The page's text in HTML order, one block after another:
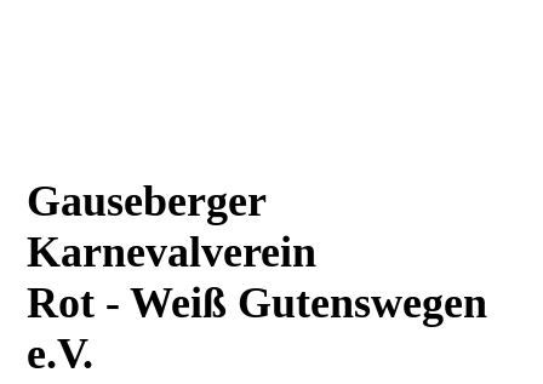
Gauseberger
Karnevalverein
Rot - Weiß Gutenswegen
e.V.